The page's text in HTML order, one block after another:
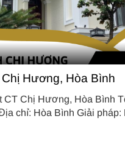
Chị Hương, Hòa Bình
CT Chị Hương, Hòa Bình
chỉ: Hòa Bình Giải pháp: